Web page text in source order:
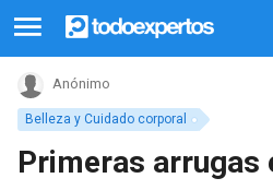
Belleza y Cuidado corporal
Anónimo
Primeras arrugas